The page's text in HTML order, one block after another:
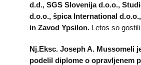
d.d., SGS Slovenija d.o.o.,
d.o.o., špica International
in Zavod Ypsilon. Letos so
Nj.Eksc. Joseph A. Mussomeli
podelil diplome o opravljenem